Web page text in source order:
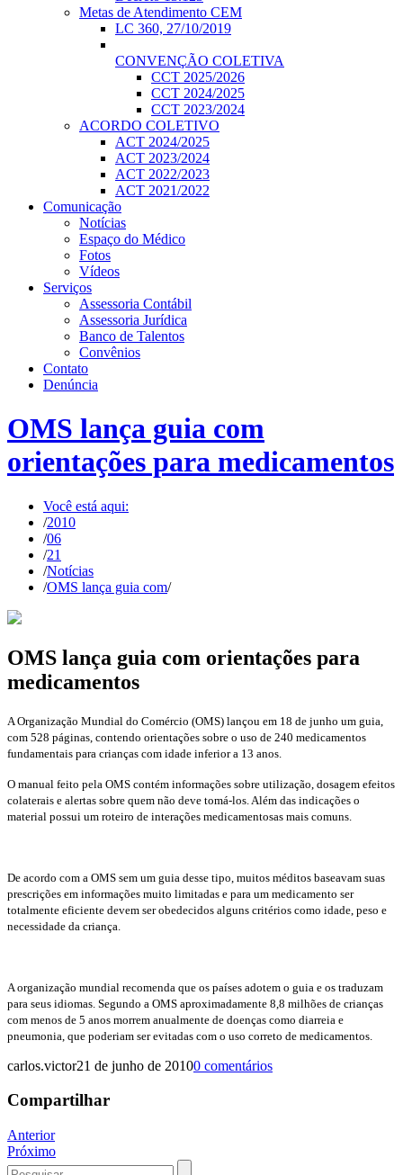
Metas de Atendimento CEM
LC 360, 27/10/2019
CONVENÇÃO COLETIVA
CCT 2025/2026
CCT 2024/2025
CCT 2023/2024
ACORDO COLETIVO
ACT 2024/2025
ACT 2023/2024
ACT 2022/2023
ACT 2021/2022
Comunicação
Notícias
Espaço do Médico
Fotos
Vídeos
Serviços
Assessoria Contábil
Assessoria Jurídica
Banco de Talentos
Convênios
Contato
Denúncia
OMS lança guia com
orientações para medicamentos
Você está aqui:
/2010
/06
/21
/Notícias
/OMS lança guia com/
OMS lança guia com orientações para
medicamentos
A Organização Mundial do Comércio (OMS) lançou em 18 de junho um guia,
com 528 páginas, contendo orientações sobre o uso de 240 medicamentos
fundamentais para crianças com idade inferior a 13 anos.
O manual feito pela OMS contém informações sobre utilização, dosagem efeitos
colaterais e alertas sobre quem não deve tomá-los. Além das indicações o
material possui um roteiro de interações medicamentosas mais comuns.
De acordo com a OMS sem um guia desse tipo, muitos méditos baseavam suas
prescrições em informações muito limitadas e para um medicamento ser
totalmente eficiente devem ser obedecidos alguns critérios como idade, peso e
necessidade da criança.
A organização mundial recomenda que os países adotem o guia e os traduzam
para seus idiomas. Segundo a OMS aproximadamente 8,8 milhões de crianças
com menos de 5 anos morrem anualmente de doenças como diarreia e
pneumonia, que poderiam ser evitadas com o uso correto de medicamentos.
carlos.victor21 de junho de 20100 comentários
Compartilhar
Navegação
de
Anterior
Próximo
Procurar